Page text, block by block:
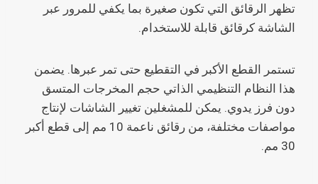
تظهر الرقائق التي تكون صغيرة بما يكفي للمرور عبر
الشاشة كرقائق قابلة للاستخدام.
تستمر القطع الأكبر في التقطيع حتى تمر عبرها. يضمن
هذا النظام التنظيمي الذاتي حجم المخرجات المتسق
دون فرز يدوي. يمكن للمشغلين تغيير الشاشات لإنتاج
مواصفات مختلفة، من رقائق ناعمة 10 مم إلى قطع أكبر
30 مم.